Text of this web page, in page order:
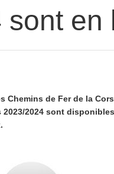
sont en
Chemins de Fer de la
2023/2024 sont